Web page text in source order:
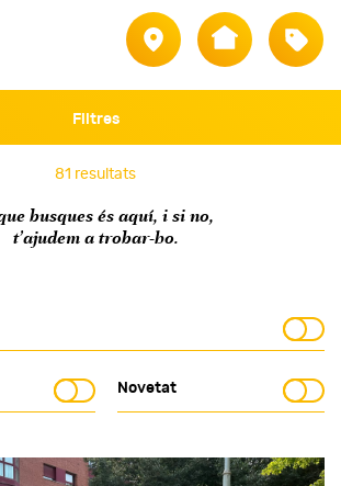
Població Tipus
81 resultats
busques és aquí, i si no,
t’ajudem a trobar-ho.
Filtres
Població
Novetat